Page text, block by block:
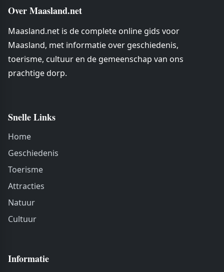
Over Maasland.net
Maasland.net is de complete online gids voor
Maasland, met informatie over geschiedenis,
toerisme, cultuur en de gemeenschap van ons
prachtige dorp.
Snelle Links
Home
Geschiedenis
Toerisme
Attracties
Natuur
Cultuur
Informatie